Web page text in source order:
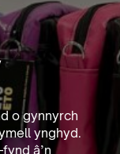
o gynnyrch
ynghyd.
â’n